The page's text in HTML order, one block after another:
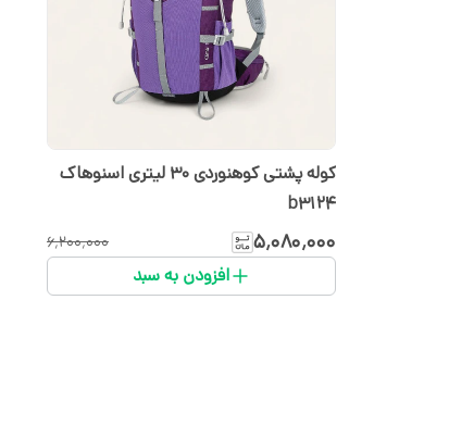
کوله پشتی کوهنوردی 30 لیتری اسنوهاک
b3124
۵٬۰۸۰٬۰۰۰ ۶٬۲۰۰٬۰۰۰
افزودن به سبد